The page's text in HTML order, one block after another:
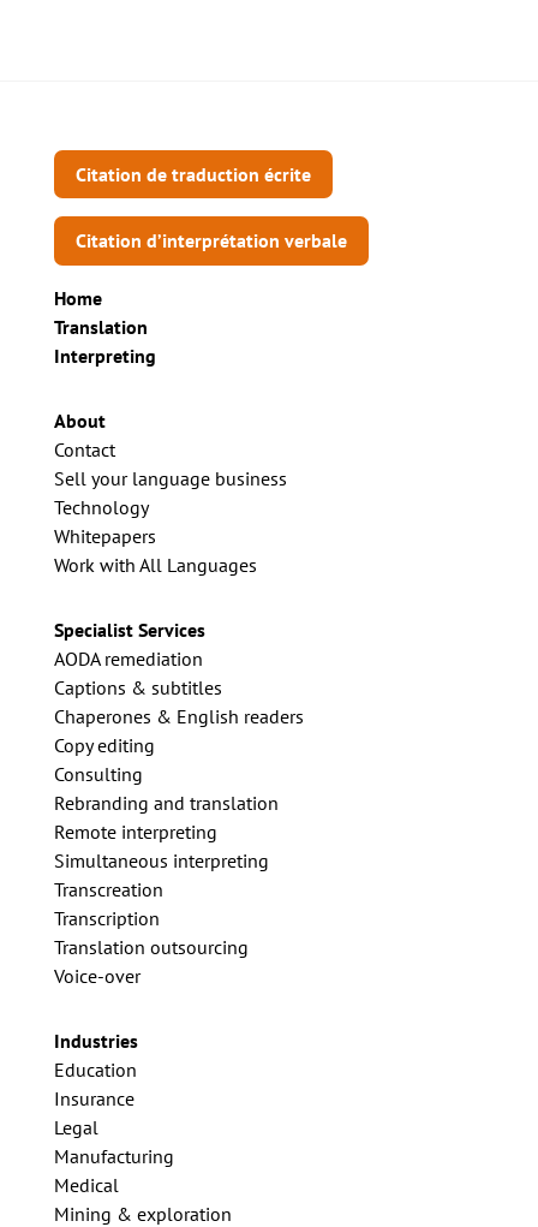
Citation de traduction écrite
Citation d’interprétation verbale
Home
Translation
Interpreting
About
Contact
Sell your language business
Technology
Whitepapers
Work with All Languages
Specialist Services
AODA remediation
Captions & subtitles
Chaperones & English readers
Copy editing
Consulting
Rebranding and translation
Remote interpreting
Simultaneous interpreting
Transcreation
Transcription
Translation outsourcing
Voice-over
Industries
Education
Insurance
Legal
Manufacturing
Medical
Mining & exploration